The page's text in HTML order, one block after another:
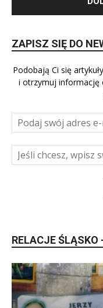
ZAPISZ SIĘ DO
Podobają Ci się
i otrzymuj informację
RELACJE ŚLĄSKO